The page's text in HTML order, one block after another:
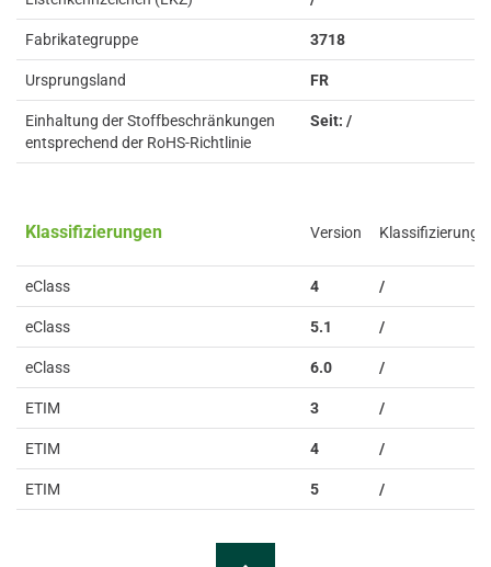
Fabrikategruppe 3718
Ursprungsland FR
Einhaltung der Stoffbeschränkungen
entsprechend der RoHS-Richtlinie
Seit: /
Klassifizierungen Version Klassifizierung
eClass 4 /
eClass 5.1 /
eClass 6.0 /
ETIM 3 /
ETIM 4 /
ETIM 5 /